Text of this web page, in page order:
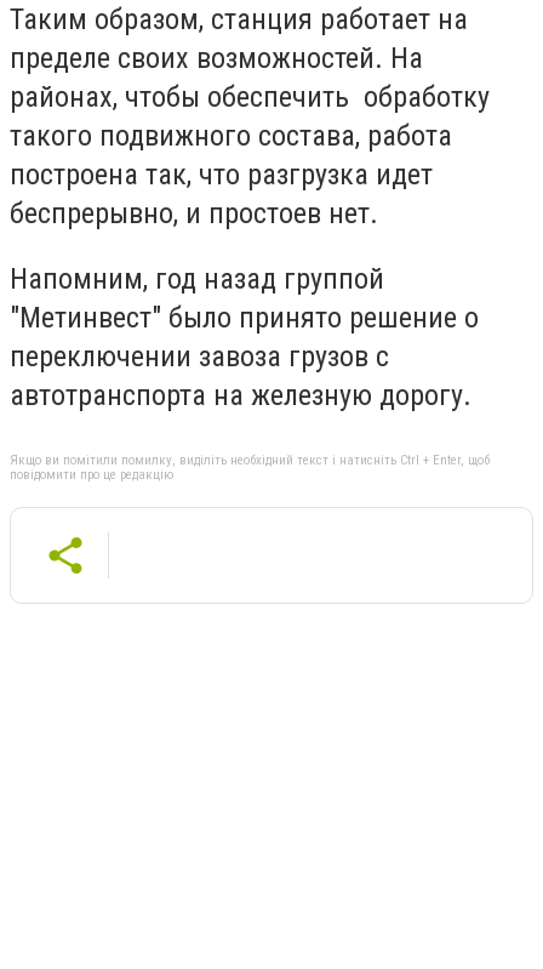
Таким образом, станция работает на
пределе своих возможностей. На
районах, чтобы обеспечить обработку
такого подвижного состава, работа
построена так, что разгрузка идет
беспрерывно, и простоев нет.
Напомним, год назад группой
"Метинвест" было принято решение о
переключении завоза грузов с
автотранспорта на железную дорогу.
Якщо ви помітили помилку, виділіть необхідний текст і натисніть Ctrl + Enter, щоб
повідомити про це редакцію